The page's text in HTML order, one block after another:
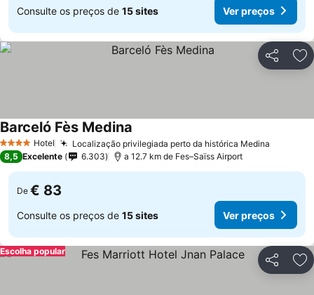
Consulte os preços de 15 sites Ver preços
Partilhar
4 EstrelasHotel Localização privilegiada perto da histórica Medina
Barceló Fès Medina
8,5 Excelente 6.303 a 12.7 km de Fes–Saïss Airport
De € 83
Consulte os preços de 15 sites Ver preços
Partilhar
Escolha popular